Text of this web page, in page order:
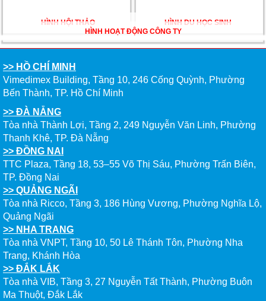
DU HỌC ÚC DẦN TRỞ THÀNH LỰA CHỌN HÀNG
ĐẦU CỦA DU HỌC SINH NĂM 2026 – VÀ TẤT CẢ
ĐỀU CÓ LÝ DO!!
HỘI GHI DANH & SĂN HỌC BỔNG KỲ SPRING 2026
HÌNH HỘI THẢO
HÌNH DU HỌC SINH
HÌNH HOẠT ĐỘNG CÔNG TY
>> HỒ CHÍ MINH
Vimedimex Building, Tầng 10, 246 Cống Quỳnh, Phường
Bến Thành, TP. Hồ Chí Minh
>> ĐÀ NẴNG
Tòa nhà Thành Lợi, Tầng 2, 249 Nguyễn Văn Linh, Phường
Thanh Khê, TP. Đà Nẵng
>> ĐỒNG NAI
TTC Plaza, Tầng 18, 53–55 Võ Thị Sáu, Phường Trấn Biên,
TP. Đồng Nai
>> QUẢNG NGÃI
Tòa nhà Ricco, Tầng 3, 186 Hùng Vương, Phường Nghĩa Lộ,
Quảng Ngãi
>> NHA TRANG
Tòa nhà VNPT, Tầng 10, 50 Lê Thánh Tôn, Phường Nha
Trang, Khánh Hòa
>> ĐẮK LẮK
Tòa nhà VIB, Tầng 3, 27 Nguyễn Tất Thành, Phường Buôn
Ma Thuột, Đắk Lắk